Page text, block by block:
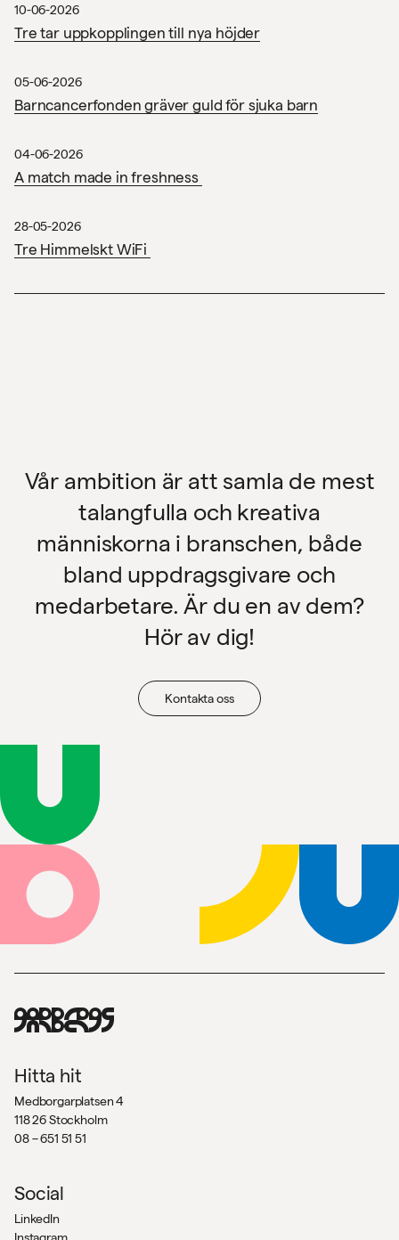
Om oss
Kontakt
English
10-06-2026
Tre tar uppkopplingen till nya höjder
05-06-2026
Barncancerfonden gräver guld för sjuka barn
04-06-2026
A match made in freshness
28-05-2026
Tre Himmelskt WiFi
Vår ambition är att samla de mest
talangfulla och kreativa
människorna i branschen, både
bland uppdragsgivare och
medarbetare. Är du en av dem?
Hör av dig!
Kontakta oss
Hitta hit
Medborgarplatsen 4
118 26 Stockholm
08 – 651 51 51
Social
LinkedIn